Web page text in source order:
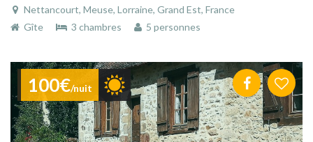
Nettancourt, Meuse, Lorraine, Grand Est, France
Gîte
3 chambres 5 personnes
100€/nuit